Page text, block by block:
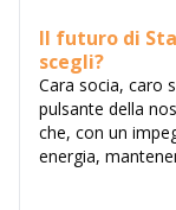
Il futuro di
scegli?
Cara socia, caro
pulsante della
che, con un
energia,